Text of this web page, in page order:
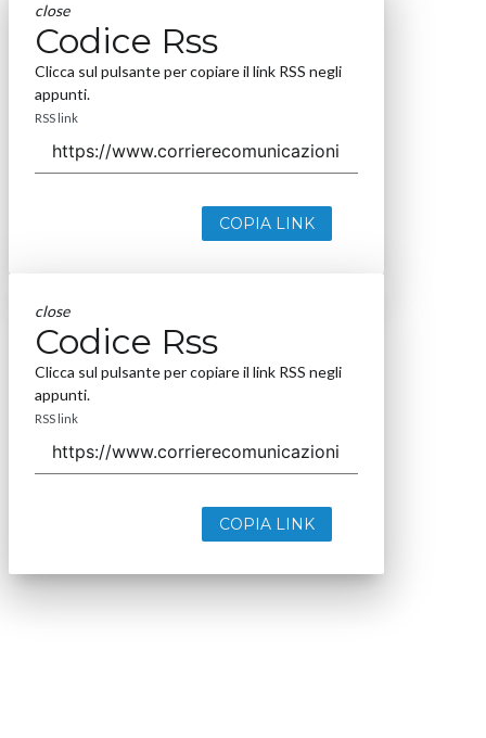
close
Codice Rss
Clicca sul pulsante per copiare il link RSS negli
appunti.
RSS link
COPIA LINK
close
Codice Rss
Clicca sul pulsante per copiare il link RSS negli
appunti.
RSS link
COPIA LINK